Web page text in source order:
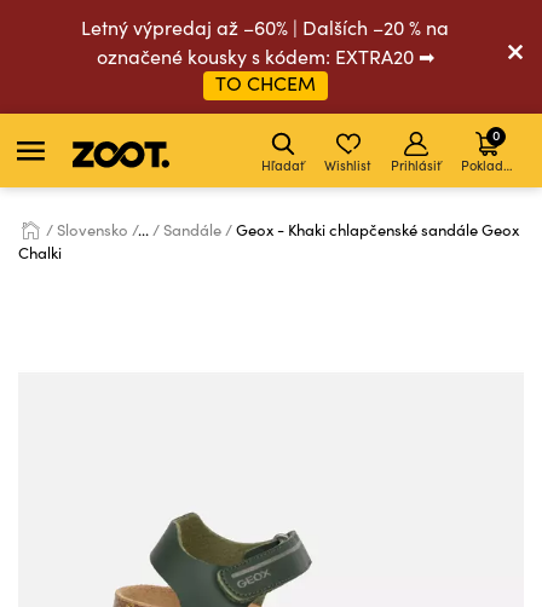
Letný výpredaj až –60% | Dalších –20 % na
označené kousky s kódem: EXTRA20 ➡
TO CHCEM
Hľadať Wishlist Prihlásiť Pokladňa
0
Slovensko ... Sandále
Geox - Khaki chlapčenské sandále Geox
Chalki